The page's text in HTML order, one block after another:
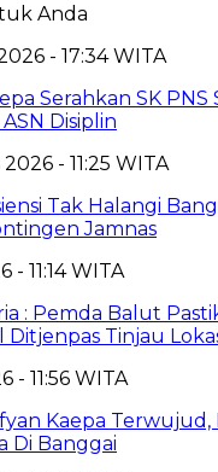
Anda
- 17:34 WITA
Serahkan SK PNS
Disiplin
- 11:25 WITA
Tak Halangi
Jamnas
- 11:14 WITA
: Pemda Balut
Ditjenpas Tinjau
- 11:56 WITA
Kaepa Terwujud,
Di Banggai